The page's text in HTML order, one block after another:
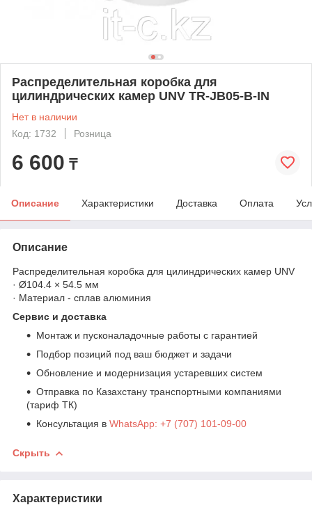
Распределительная коробка для
цилиндрических камер UNV TR-JB05-B-IN
Нет в наличии
Код: 1732
Розница
6 600 ₸
Описание Характеристики Доставка Оплата
Описание
Распределительная коробка для цилиндрических камер UNV
· Ø104.4 × 54.5 мм
· Материал - сплав алюминия
Сервис и доставка
Монтаж и пусконаладочные работы с гарантией
Подбор позиций под ваш бюджет и задачи
Обновление и модернизация устаревших систем
Отправка по Казахстану транспортными компаниями
(тариф ТК)
Консультация в WhatsApp: +7 (707) 101-09-00
Скрыть
Характеристики